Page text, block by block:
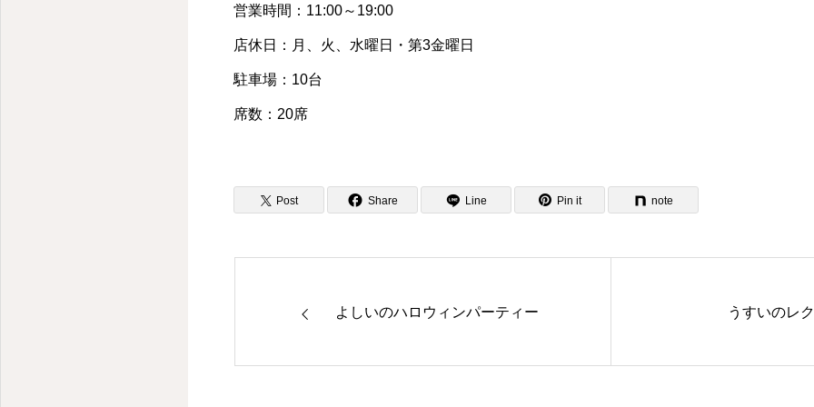
営業時間：11:00～19:00
店休日：月、火、水曜日・第3金曜日
駐車場：10台
席数：20席
Post Share Line Pin it note
よしいのハロウィンパーティー うすいのレ